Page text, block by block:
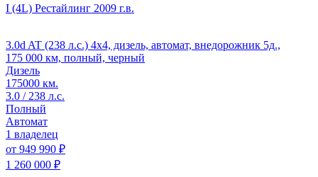
I (4L) Рестайлинг 2009 г.в.
3.0d AT (238 л.с.) 4x4, дизель, автомат, внедорожник 5д.,
175 000 км, полный, черный
Дизель
175000 км.
3.0 / 238 л.с.
Полный
Автомат
1 владелец
от 949 990 ₽
1 260 000 ₽